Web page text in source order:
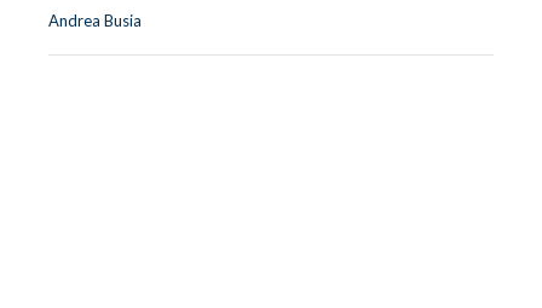
Andrea Busia